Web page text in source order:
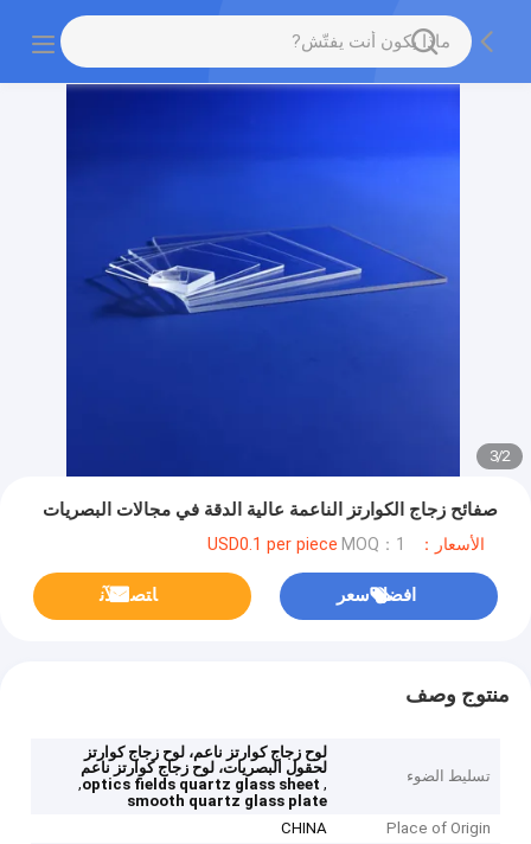
2
/
3
صفائح زجاج الكوارتز الناعمة عالية الدقة في مجالات البصريات
الأسعار：USD0.1 per piece MOQ：1
افضل سعر ﺎﺘﺼﻟ ﺍﻶﻧ
منتوج وصف
تسليط الضوء
لوح زجاج كوارتز ناعم، لوح زجاج كوارتز
لحقول البصريات، لوح زجاج كوارتز ناعم
,
optics fields quartz glass sheet
,
smooth quartz glass plate
Place of Origin
CHINA